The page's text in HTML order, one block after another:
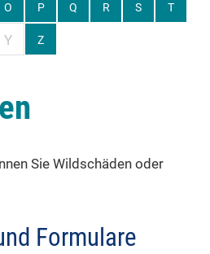
O P Q R S T
Y Z
Sie Wildschäden oder
Formulare